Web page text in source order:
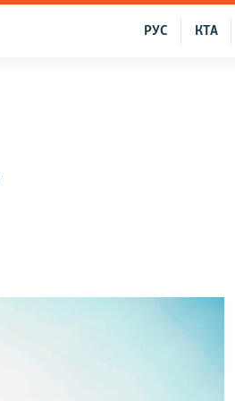
КТА
РУС